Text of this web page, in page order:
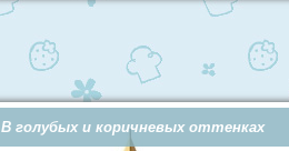
В голубых и коричневых оттенках